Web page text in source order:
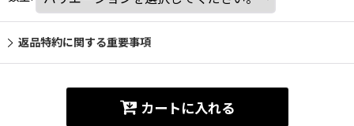
返品特約に関する重要事項
カートに入れる